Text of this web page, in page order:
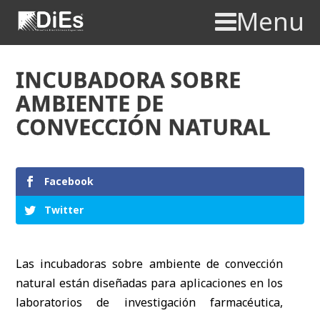
Menu
INCUBADORA SOBRE
AMBIENTE DE
CONVECCIÓN NATURAL
Facebook
Twitter
Las incubadoras sobre ambiente de convección
natural están diseñadas para aplicaciones en los
laboratorios de investigación farmacéutica,